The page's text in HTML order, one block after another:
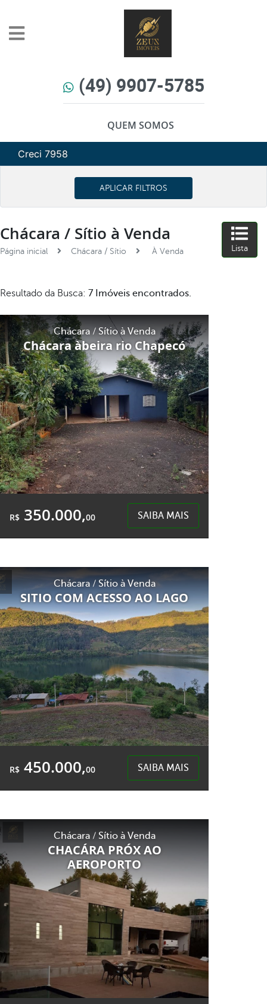
(49) 9907-5785
QUEM SOMOS
Creci 7958
APLICAR FILTROS
Chácara / Sítio à Venda
Página inicial Chácara / Sítio À Venda Lista
Resultado da Busca: 7 Imóveis encontrados.
Chácara / Sítio à Venda
Chácara àbeira rio Chapecó
R$ 350.000,00 SAIBA MAIS
Área Total:
6.000,00m²
Área Privativa:
140,00m²
Interior Nova Itaberaba - Nova Itaberaba
Chácara / Sítio à Venda
SITIO COM ACESSO AO LAGO
R$ 450.000,00 SAIBA MAIS
1.300,00m²
100,00m²
Linha Olhos D`água - Nonoai
Chácara / Sítio à Venda
CHACÁRA PRÓX AO
AEROPORTO